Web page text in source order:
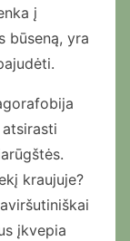
į
būseną, yra
kraujuje?
įkvepia